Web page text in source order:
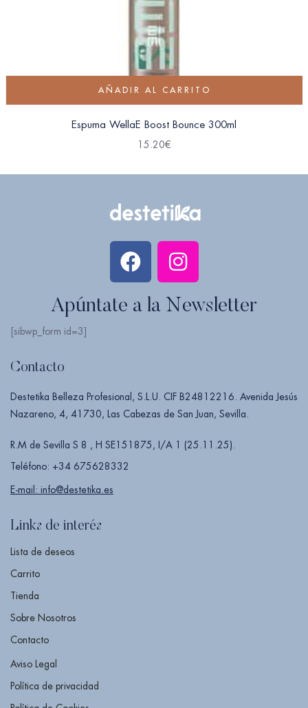
AÑADIR AL CARRITO
Espuma WellaE Boost Bounce 300ml
15.20€
Apúntate a la Newsletter
[sibwp_form id=3]
Contacto
Destetika Belleza Profesional, S.L.U. CIF B24812216. Avenida Jesús
Nazareno, 4, 41730, Las Cabezas de San Juan, Sevilla.
R.M de Sevilla S 8 , H SE151875, I/A 1 (25.11.25).
Teléfono: +34 675628332
E-mail: info@destetika.es
Links de interés
Lista de deseos
Carrito
Tienda
Sobre Nosotros
Contacto
Aviso Legal
Política de privacidad